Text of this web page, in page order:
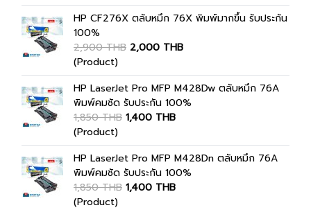
HP CF276X ตลับหมึก 76X พิมพ์มากขึ้น รับประกัน
100%
2,900 THB 2,000 THB
(Product)
HP LaserJet Pro MFP M428Dw ตลับหมึก 76A
พิมพ์คมชัด รับประกัน 100%
1,850 THB 1,400 THB
(Product)
HP LaserJet Pro MFP M428Dn ตลับหมึก 76A
พิมพ์คมชัด รับประกัน 100%
1,850 THB 1,400 THB
(Product)